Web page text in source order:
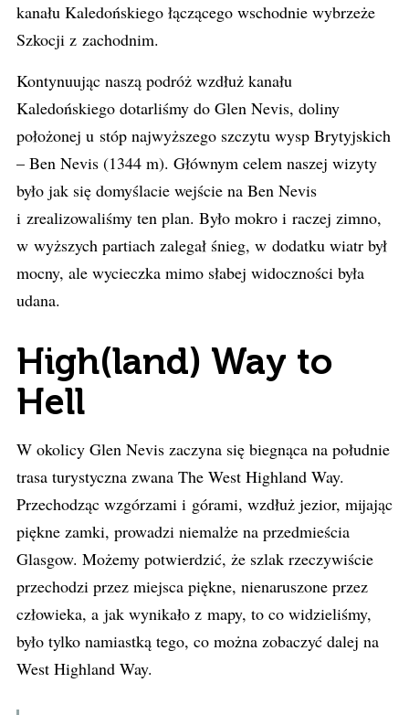
kanału Kaledońskiego łączącego wschodnie wybrzeże
Szkocji z zachodnim.
Kontynuując naszą podróż wzdłuż kanału
Kaledońskiego dotarliśmy do Glen Nevis, doliny
położonej u stóp najwyższego szczytu wysp Brytyjskich
– Ben Nevis (1344 m). Głównym celem naszej wizyty
było jak się domyślacie wejście na Ben Nevis
i zrealizowaliśmy ten plan. Było mokro i raczej zimno,
w wyższych partiach zalegał śnieg, w dodatku wiatr był
mocny, ale wycieczka mimo słabej widoczności była
udana.
High(land) Way to
Hell
W okolicy Glen Nevis zaczyna się biegnąca na południe
trasa turystyczna zwana The West Highland Way.
Przechodząc wzgórzami i górami, wzdłuż jezior, mijając
piękne zamki, prowadzi niemalże na przedmieścia
Glasgow. Możemy potwierdzić, że szlak rzeczywiście
przechodzi przez miejsca piękne, nienaruszone przez
człowieka, a jak wynikało z mapy, to co widzieliśmy,
było tylko namiastką tego, co można zobaczyć dalej na
West Highland Way.